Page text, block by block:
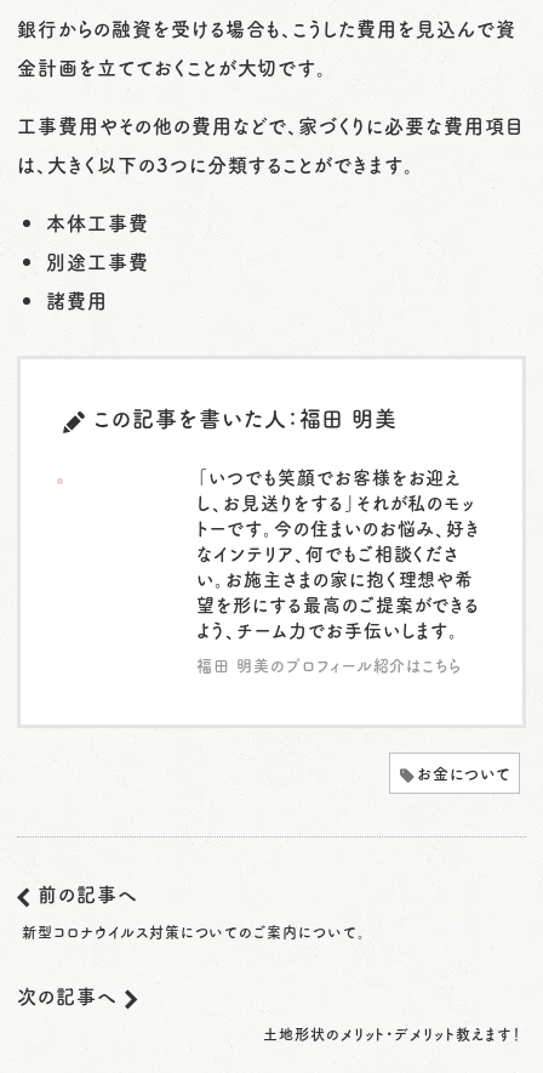
銀行からの融資を受ける場合も、こうした費用を見込んで資
金計画を立てておくことが大切です。
工事費用やその他の費用などで、家づくりに必要な費用項目
は、大きく以下の3つに分類することができます。
本体工事費
別途工事費
諸費用
この記事を書いた人：福田 明美
「いつでも笑顔でお客様をお迎え
し、お見送りをする」それが私のモッ
トーです。今の住まいのお悩み、好き
なインテリア、何でもご相談くださ
い。お施主さまの家に抱く理想や希
望を形にする最高のご提案ができる
よう、チーム力でお手伝いします。
福田 明美のプロフィール紹介はこちら
お金について
前の記事へ
新型コロナウイルス対策についてのご案内について。
次の記事へ
土地形状のメリット・デメリット教えます！